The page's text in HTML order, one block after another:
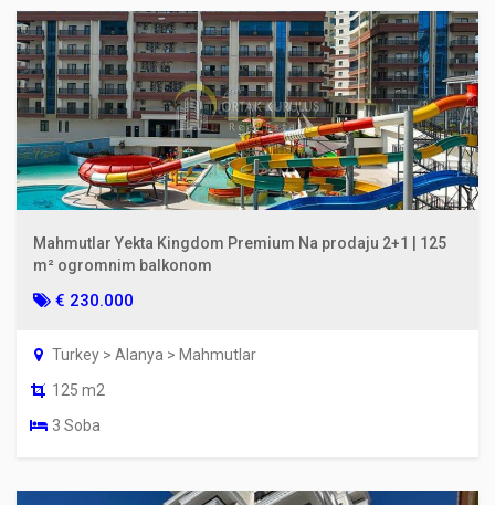
Mahmutlar Yekta Kingdom Premium Na prodaju 2+1 | 125
m² ogromnim balkonom
€ 230.000
Turkey > Alanya > Mahmutlar
125 m2
3 Soba